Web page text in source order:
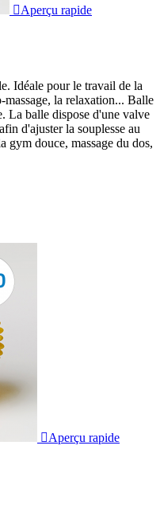
Aperçu rapide
Idéale pour le travail de la
la relaxation... Balle
La balle dispose d'une valve
d'ajuster la souplesse au
gym douce, massage du dos,
Aperçu rapide